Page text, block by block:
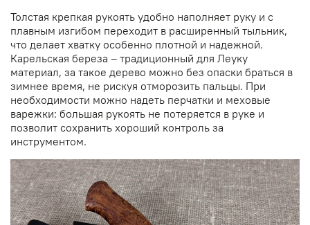
Толстая крепкая рукоять удобно наполняет руку и с
плавным изгибом переходит в расширенный тыльник,
что делает хватку особенно плотной и надежной.
Карельская береза – традиционный для Леуку
материал, за такое дерево можно без опаски браться в
зимнее время, не рискуя отморозить пальцы. При
необходимости можно надеть перчатки и меховые
варежки: большая рукоять не потеряется в руке и
позволит сохранить хороший контроль за
инструментом.